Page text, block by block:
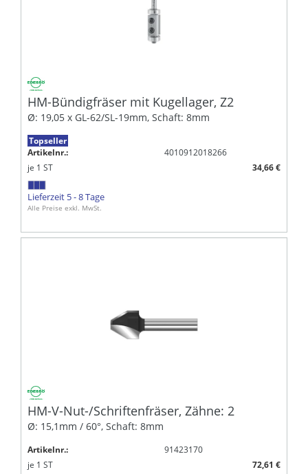
HM-Bündigfräser mit Kugellager, Z2
Ø: 19,05 x GL-62/SL-19mm, Schaft: 8mm
Topseller
Artikelnr.:
4010912018266
je 1 ST 34,66 €
Lieferzeit 5 - 8 Tage
Alle Preise exkl. MwSt.
HM-V-Nut-/Schriftenfräser, Zähne: 2
Ø: 15,1mm / 60°, Schaft: 8mm
Artikelnr.:
91423170
je 1 ST 72,61 €